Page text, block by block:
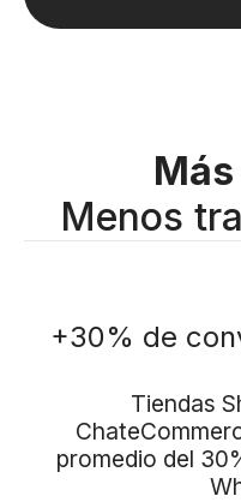
Menos
+30% de
Tiendas
promedio del